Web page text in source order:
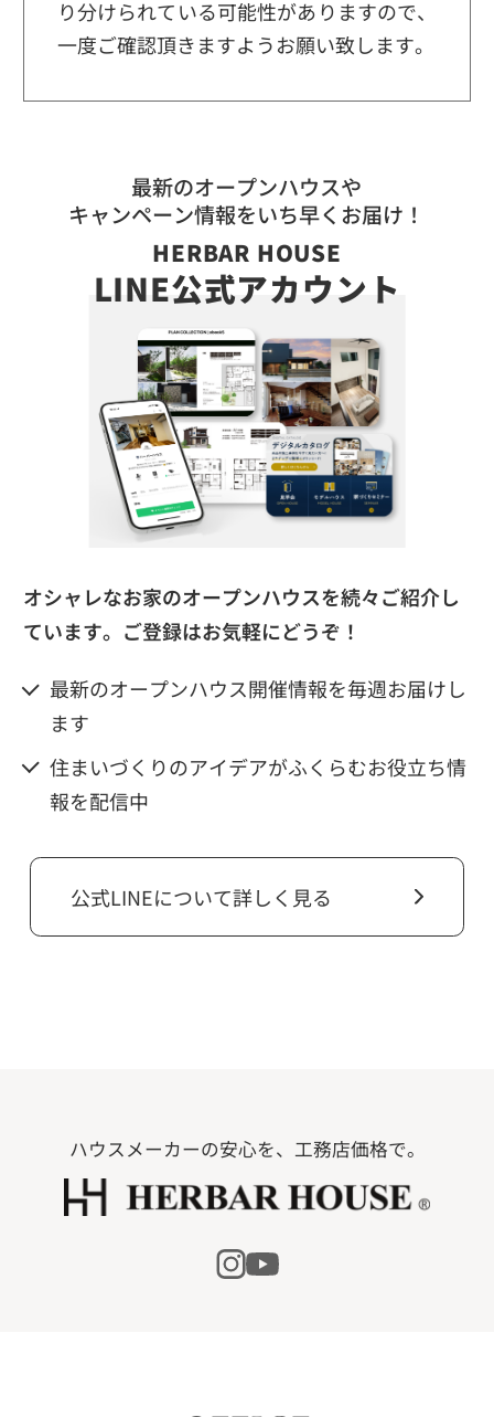
り分けられている可能性がありますので、
一度ご確認頂きますようお願い致します。
HERBAR HOUSE
LINE公式アカウント
オシャレなお家のオープンハウスを続々ご紹介し
ています。 ご登録はお気軽にどうぞ！
最新のオープンハウス開催情報を毎週お届けし
ます
住まいづくりのアイデアがふくらむお役立ち情
報を配信中
公式LINEについて詳しく見る
ハウスメーカーの安心を、工務店価格で。